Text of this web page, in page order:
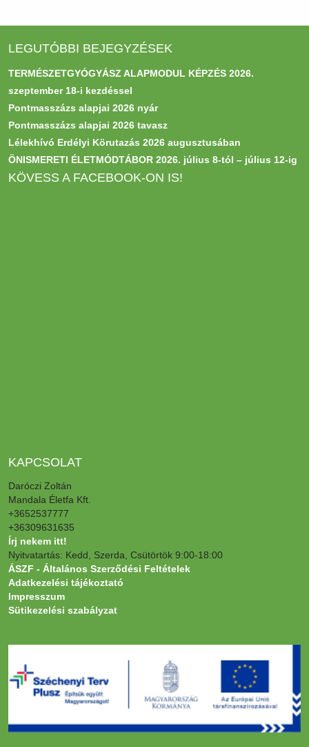
LEGUTÓBBI BEJEGYZÉSEK
TERMÉSZETGYÓGYÁSZ ALAPMODUL KÉPZÉS 2026.
szeptember 18-i kezdéssel
Pontmasszázs alapjai 2026 nyár
Pontmasszázs alapjai 2026 tavasz
Lélekhívó Erdélyi Körutazás 2026 augusztusában
ÖNISMERETI ÉLETMÓDTÁBOR 2026. július 8-tól – július 12-ig
KÖVESS A FACEBOOK-ON IS!
KAPCSOLAT
Daróczi Zoltán
Mandala Életfa Kft.
+3652537777
+36309631635
Írj nekem itt!
Nyitvatartás: Kedd, Szerda, Csütörtök 9:00-18:00
ÁSZF - Általános Szerződési Feltételek
Adatkezelési tájékoztató
Impresszum
Sütikezelési szabályzat